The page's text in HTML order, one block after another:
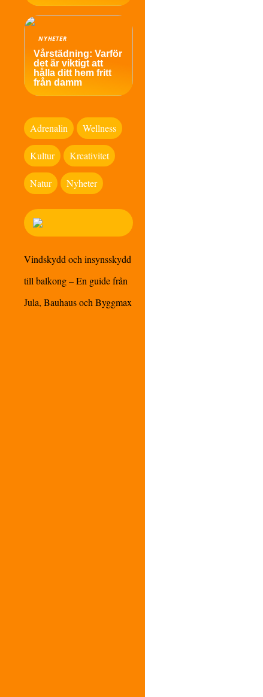
NYHETER
Vårstädning: Varför
det är viktigt att
hålla ditt hem fritt
från damm
Adrenalin Wellness
Kultur Kreativitet
Natur Nyheter
Vindskydd och insynsskydd
till balkong – En guide från
Jula, Bauhaus och Byggmax